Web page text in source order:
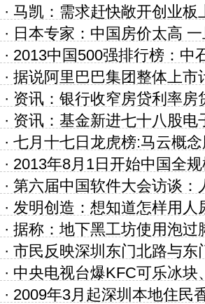
· 马凯：需求赶快敞开创业板
· 日本专家：中国房价太高
· 2013中国500强排行榜：中
· 据说阿里巴巴集团整体上市
币
· 资讯：银行收窄房贷利率
· 资讯：基金新进七十八股
大
· 七月十七日龙虎榜:马云概
· 2013年8月1日开始中国全
· 第六届中国软件大会访谈：
· 发明创造：想知道怎样用人
· 据称：地下黑工坊使用泡过
· 市民反映深圳东门北路与东
· 中央电视台爆KFC可乐冰
· 2009年3月起深圳本地住民